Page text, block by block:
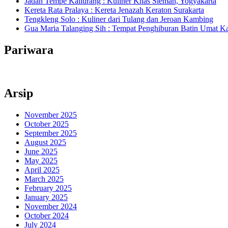
Kereta Rata Pralaya : Kereta Jenazah Keraton Surakarta
Tengkleng Solo : Kuliner dari Tulang dan Jeroan Kambing
Gua Maria Talanging Sih : Tempat Penghiburan Batin Umat
Pariwara
Arsip
November 2025
October 2025
September 2025
August 2025
June 2025
May 2025
April 2025
March 2025
February 2025
January 2025
November 2024
October 2024
July 2024